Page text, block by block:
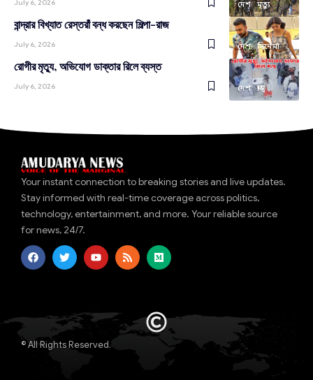
দেশ মৃত্যু
July 6, 2026
দেশ সিনেমা
বান্দ্রার বিখ্যাত রেস্তরাঁ বন্ধ করছেন শিল্পা-রাজ
July 6, 2026
দেশ স্বাস্থ্য
রোগীর মৃত্যু, অভিযোগ ডাক্তার রিলে ব্যস্ত
July 6, 2026
Your instant connection to breaking stories and live updates.
Stay informed with real-time coverage across politics,
technology, entertainment, and more. Your reliable source
for news, 24/7.
© All Rights Reserved.